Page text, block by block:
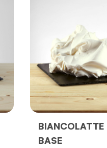
BIANCOLATTE
BASE